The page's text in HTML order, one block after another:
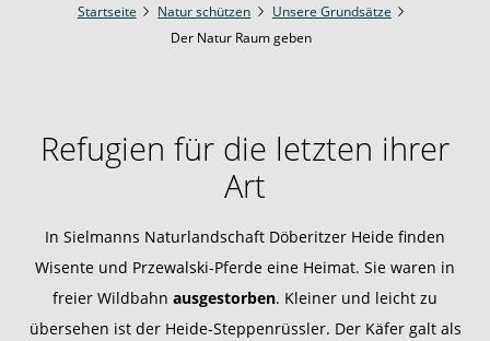
Startseite Natur schützen
Unsere Grundsätze
Der Natur Raum geben
Refugien für die letzten ihrer
Art
In Sielmanns Naturlandschaft Döberitzer Heide finden
Wisente und Przewalski-Pferde eine Heimat. Sie waren in
freier Wildbahn ausgestorben. Kleiner und leicht zu
übersehen ist der Heide-Steppenrüssler. Der Käfer galt als